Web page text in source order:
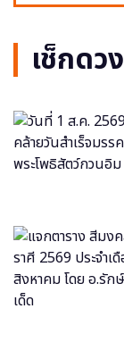
เช็กดว